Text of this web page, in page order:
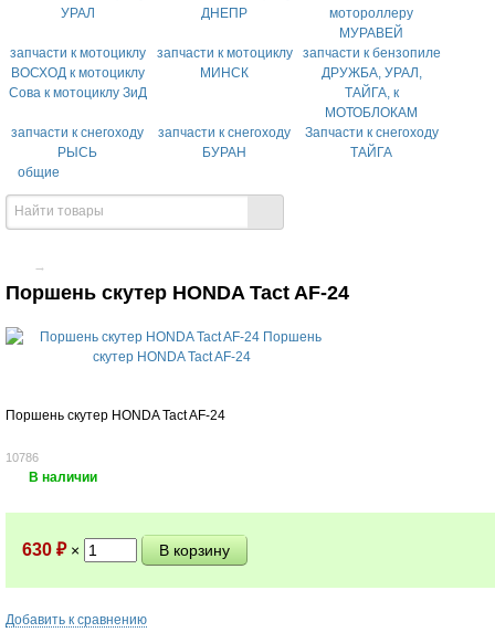
УРАЛ
ДНЕПР
мотороллеру
МУРАВЕЙ
запчасти к мотоциклу
ВОСХОД к мотоциклу
Сова к мотоциклу ЗиД
запчасти к мотоциклу
МИНСК
запчасти к бензопиле
ДРУЖБА, УРАЛ,
ТАЙГА, к
МОТОБЛОКАМ
запчасти к снегоходу
РЫСЬ
запчасти к снегоходу
БУРАН
Запчасти к снегоходу
ТАЙГА
общие
→
Поршень скутер HONDA Tact AF-24
Поршень скутер HONDA Tact AF-24
10786
В наличии
630 ₽ ×
Добавить к сравнению